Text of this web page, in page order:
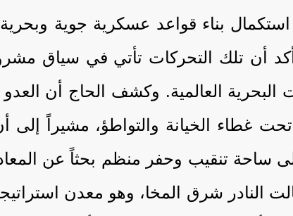
بناء قواعد عسكرية جوية
أن تلك التحركات تأتي في سياق
العالمية. وكشف الحاج أن
غطاء الخيانة والتواطؤ، مشيراً
ساحة تنقيب وحفر منظم بحثاً عن
النادر شرق المخا، وهو معدن